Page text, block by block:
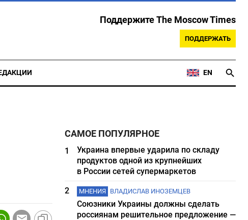
Поддержите The Moscow Times
ПОДДЕРЖАТЬ
EN
САМОЕ ПОПУЛЯРНОЕ
1
Украина впервые ударила по складу
продуктов одной из крупнейших
в России сетей супермаркетов
2
МНЕНИЯ ВЛАДИСЛАВ ИНОЗЕМЦЕВ
Союзники Украины должны сделать
россиянам решительное предложение —